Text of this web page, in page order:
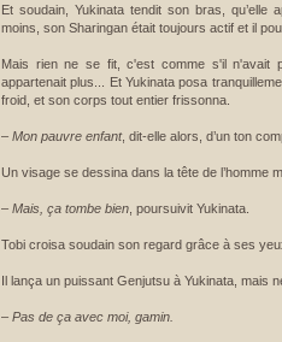
Et soudain, Yukinata tendit son bras, qu’elle
moins, son Sharingan était toujours actif et il
Mais rien ne se fit, c'est comme s'il n'avait
appartenait plus... Et Yukinata posa
froid, et son corps tout entier frissonna.
– Mon pauvre enfant, dit-elle alors, d’un ton
Un visage se dessina dans la tête de l’homme
– Mais, ça tombe bien , poursuivit Yukinata.
Tobi croisa soudain son regard grâce à ses
Il lança un puissant Genjutsu à Yukinata, mais
– Pas de ça avec moi, gamin.